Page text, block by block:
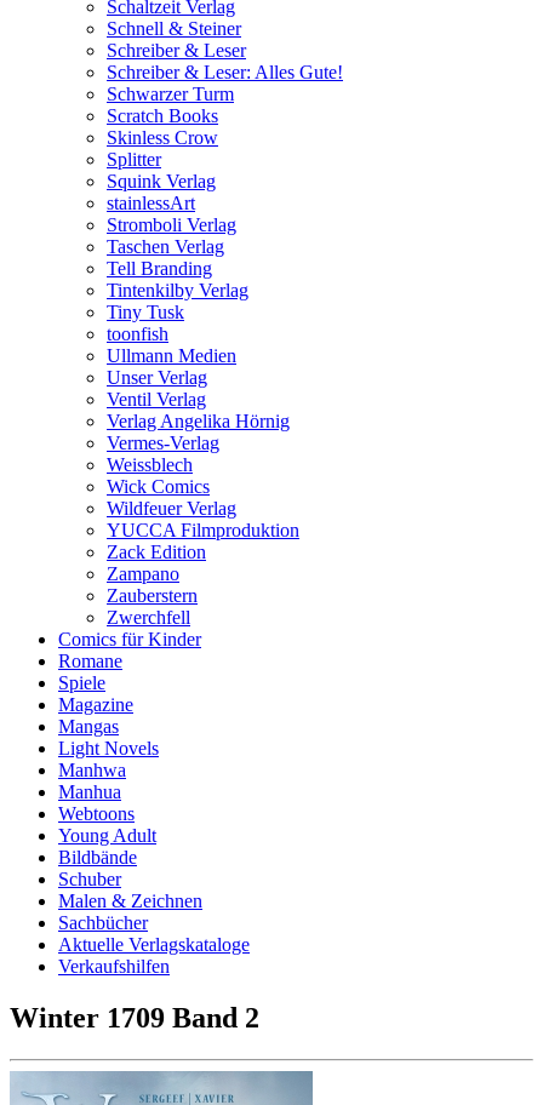
Schaltzeit Verlag
Schnell & Steiner
Schreiber & Leser
Schreiber & Leser: Alles Gute!
Schwarzer Turm
Scratch Books
Skinless Crow
Splitter
Squink Verlag
stainlessArt
Stromboli Verlag
Taschen Verlag
Tell Branding
Tintenkilby Verlag
Tiny Tusk
toonfish
Ullmann Medien
Unser Verlag
Ventil Verlag
Verlag Angelika Hörnig
Vermes-Verlag
Weissblech
Wick Comics
Wildfeuer Verlag
YUCCA Filmproduktion
Zack Edition
Zampano
Zauberstern
Zwerchfell
Comics für Kinder
Romane
Spiele
Magazine
Mangas
Light Novels
Manhwa
Manhua
Webtoons
Young Adult
Bildbände
Schuber
Malen & Zeichnen
Sachbücher
Aktuelle Verlagskataloge
Verkaufshilfen
Winter 1709 Band 2